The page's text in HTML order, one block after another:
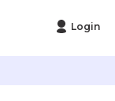
Login